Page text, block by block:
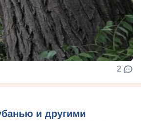
2
и другими